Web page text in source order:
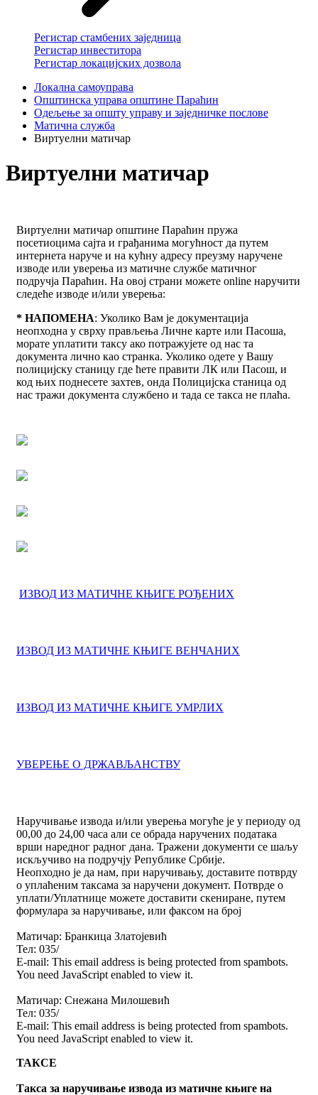
Регистар стамбених заједница
Регистар инвеститора
Регистар локацијских дозвола
Локална самоуправа
Општинска управа општине Параћин
Oдељење за општу управу и заједничке послове
Матична служба
Виртуелни матичар
Виртуелни матичар
Виртуeлни матичар општине Параћин пружа
посетиоцима сајта и грађанима могућност да путем
интернета наруче и на кућну адресу преузму наручене
изводе или уверења из матичне службе матичног
подручја Параћин. На овој страни можете online наручити
следеће изводе и/или уверења:
* НАПОМЕНА: Уколико Вам је документација
неопходна у сврху прављења Личне карте или Пасоша,
морате уплатити таксу ако потражујете од нас та
документа лично као странка. Уколико одете у Вашу
полицијску станицу где ћете правити ЛК или Пасош, и
код њих поднесете захтев, онда Полицијска станица од
нас тражи документа службено и тада се такса не плаћа.
ИЗВОД ИЗ МАТИЧНЕ КЊИГЕ РОЂЕНИХ
ИЗВОД ИЗ МАТИЧНЕ КЊИГЕ ВЕНЧАНИХ
ИЗВОД ИЗ МАТИЧНЕ КЊИГЕ УМРЛИХ
УВЕРЕЊЕ О ДРЖАВЉАНСТВУ
Наручивање извода и/или уверења могуће је у периоду од
00,00 до 24,00 часа али се обрада наручених података
врши наредног радног дана. Тражени документи се шаљу
искључиво на подручју Републике Србије.
Неопходно је да нам, при наручивању, доставите потврду
о уплаћеним таксама за наручени документ. Потврде о
уплати/Уплатнице можете доставити скениране, путем
формулара за наручивање, или факсом на број
Матичар: Бранкица Златојевић
Тел: 035/
E-mail: This email address is being protected from spambots.
You need JavaScript enabled to view it.
Матичар: Снежана Милошевић
Тел: 035/
E-mail: This email address is being protected from spambots.
You need JavaScript enabled to view it.
ТАКСЕ
Таксa за наручивање извода из матичне књиге на